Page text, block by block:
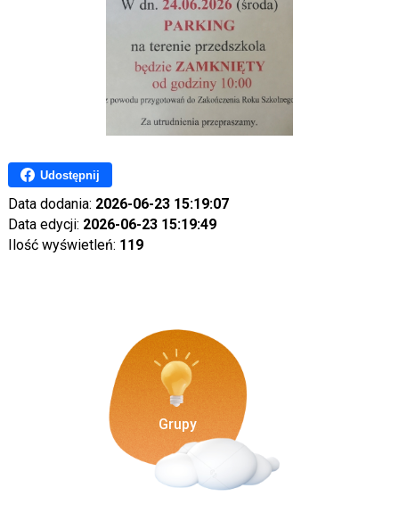
Udostępnij
Data dodania: 2026-06-23 15:19:07
Data edycji: 2026-06-23 15:19:49
Ilość wyświetleń: 119
Grupy